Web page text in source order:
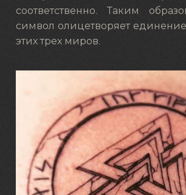
соответственно. Таким
символ олицетворяет
этих трех миров.